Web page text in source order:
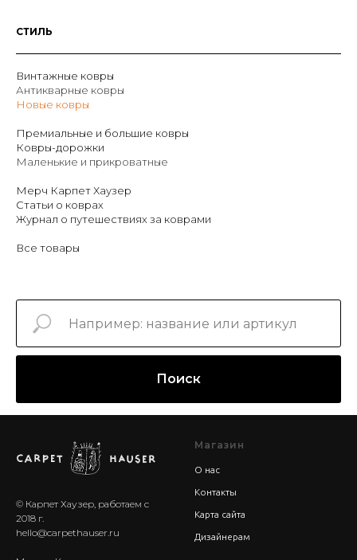
СТИЛЬ
Винтажные ковры
Антикварные ковры
Новые ковры
Премиальные и большие ковры
Ковры-дорожки
Маленькие и прикроватные
Мерч Карпет Хаузер
Статьи о коврах
Журнал о путешествиях за коврами
Все товары
Поиск
© Карпет Хаузер, работаем с
2018 г.
hello@carpethauser.ru
Магазин
О нас
Контакты
Карта сайта
Дизайнерам